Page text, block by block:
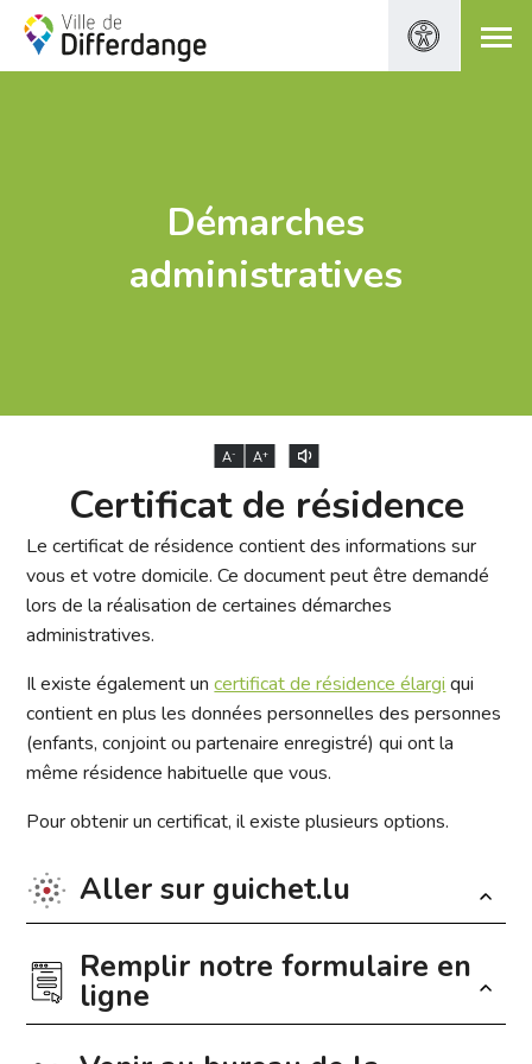
Démarches
administratives
A- A+
Certificat de résidence
Le certificat de résidence contient des informations sur
vous et votre domicile. Ce document peut être demandé
lors de la réalisation de certaines démarches
administratives.
Il existe également uncertificat de résidence élargi qui
contient en plus les données personnelles des personnes
(enfants, conjoint ou partenaire enregistré) qui ont la
même résidence habituelle que vous.
Pour obtenir un certificat,il existe plusieursoptions.
Aller sur guichet.lu
La génération du certificat est possible viaMyGuichet.lu
Le certificat peut alors être téléchargé
Remplir notre formulaire en
ligne